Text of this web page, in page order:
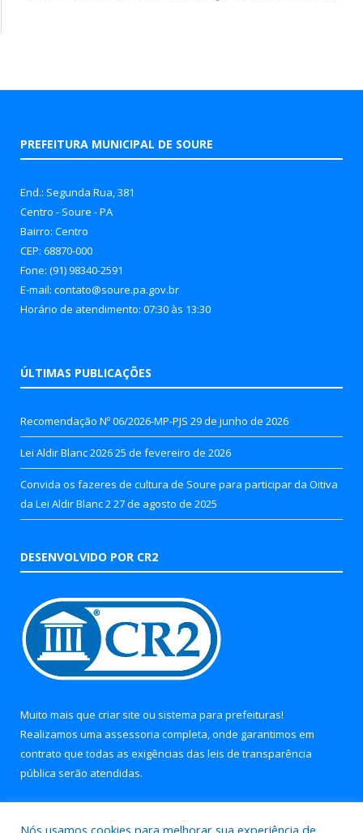
PREFEITURA MUNICIPAL DE SOURE
End.: Segunda Rua, 381
Centro - Soure - PA
Bairro: Centro
CEP: 68870-000
Fone: (91) 98340-2591
E-mail: contato@soure.pa.gov.br
Horário de atendimento: 07:30 às 13:30
ÚLTIMAS PUBLICAÇÕES
Recomendação Nº 06/2026-MP-PJS 29 de junho de 2026
Lei Aldir Blanc 202625 de fevereiro de 2026
Convida os fazeres de cultura de Soure para participar da Oitiva
da Lei Aldir Blanc 227 de agosto de 2025
DESENVOLVIDO POR CR2
Muito mais que criar site ou sistema para prefeituras!
Realizamos uma assessoria completa, onde garantimos em
contrato que todas as exigências das leis de transparência
pública serão atendidas.
Nós usamos cookies para melhorar sua experiência de